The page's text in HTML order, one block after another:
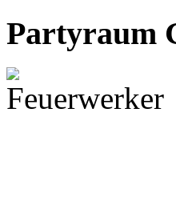
Partyraum